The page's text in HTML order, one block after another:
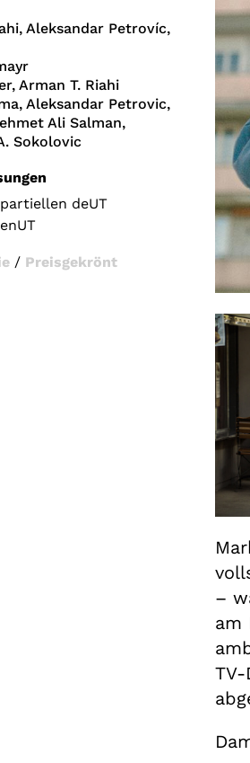
Aleksandar Petrovíc,
Arman T. Riahi
Aleksandar Petrovic,
Ali Salman,
Sokolovic
deUT
/ Preisgekrönt
–
am